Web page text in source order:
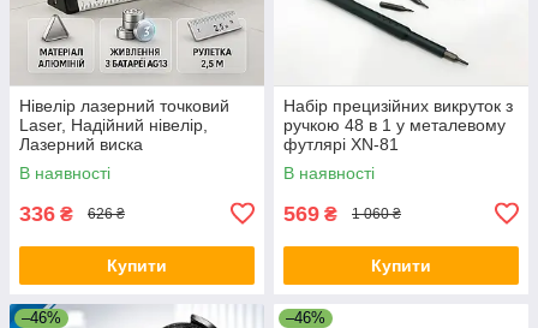
Нівелір лазерний точковий
Laser, Надійний нівелір,
Лазерний виска
Автоматичний рівень HJ-45
В наявності
336 ₴ 626 ₴
Купити
Набір прецизійних викруток з
ручкою 48 в 1 у металевому
футлярі XN-81
В наявності
569 ₴ 1 060 ₴
Купити
–46% –46%